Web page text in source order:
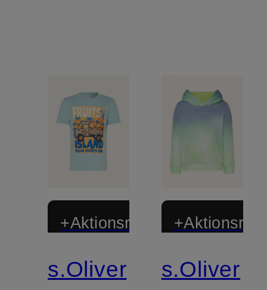
+Aktionsrabatt
s.Oliver
s.Oliver